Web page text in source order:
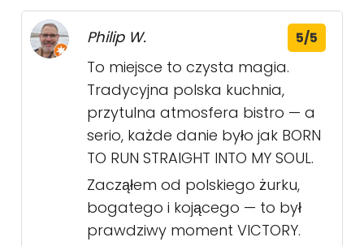
Philip W. 5/5
To miejsce to czysta magia.
Tradycyjna polska kuchnia,
przytulna atmosfera bistro — a
serio, każde danie było jak BORN
TO RUN STRAIGHT INTO MY SOUL.
Zacząłem od polskiego żurku,
bogatego i kojącego — to był
prawdziwy moment VICTORY.